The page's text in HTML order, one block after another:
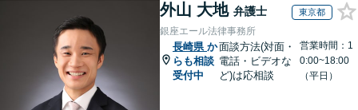
外山 大地 弁護士 東京都
銀座エール法律事務所
長崎県 か
らも相談
受付中
面談方法(対面・
電話・ビデオな
ど)は応相談
営業時間：1
0:00~18:00
（平日）